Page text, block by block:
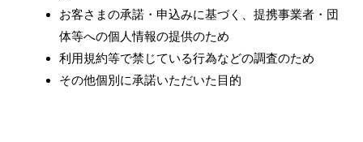
お客さまの承諾・申込みに基づく、提携事業者・団
体等への個人情報の提供のため
利用規約等で禁じている行為などの調査のため
その他個別に承諾いただいた目的